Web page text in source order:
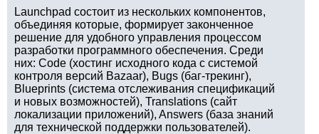
Launchpad состоит из нескольких компонентов,
объединяя которые, формирует законченное
решение для удобного управления процессом
разработки программного обеспечения. Среди
них: Code (хостинг исходного кода с системой
контроля версий Bazaar), Bugs (баг-трекинг),
Blueprints (система отслеживания спецификаций
и новых возможностей), Translations (сайт
локализации приложений), Answers (база знаний
для технической поддержки пользователей).